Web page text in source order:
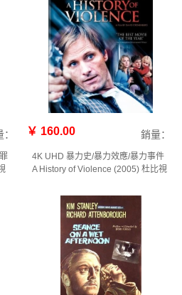
￥ 160.00 銷量：
4K UHD 暴力史/暴力效應/暴力事件
A History of Violence (2005) 杜比視